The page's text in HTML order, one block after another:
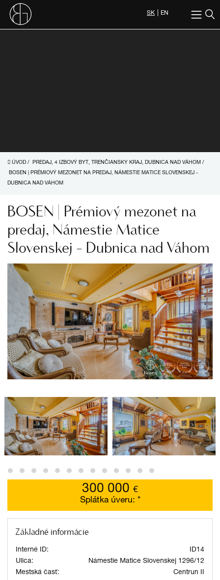
SK EN
ÚVOD / PREDAJ, 4 IZBOVÝ BYT, TRENČIANSKY KRAJ, DUBNICA NAD VÁHOM /
BOSEN | PRÉMIOVÝ MEZONET NA PREDAJ, NÁMESTIE MATICE SLOVENSKEJ -
DUBNICA NAD VÁHOM
BOSEN | Prémiový mezonet na
predaj, Námestie Matice
Slovenskej - Dubnica nad Váhom
300 000 €
Splátka úveru: *
Základné informácie
Interné ID:
ID14
Ulica:
Námestie Matice Slovenskej 1296/12
Mestská časť:
Centrun II